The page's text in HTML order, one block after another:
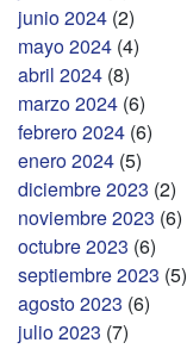
junio 2024 (2)
mayo 2024 (4)
abril 2024 (8)
marzo 2024 (6)
febrero 2024 (6)
enero 2024 (5)
diciembre 2023 (2)
noviembre 2023 (6)
octubre 2023 (6)
septiembre 2023 (5)
agosto 2023 (6)
julio 2023 (7)